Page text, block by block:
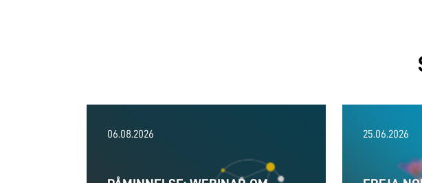
06.08.2026 25.06.2026